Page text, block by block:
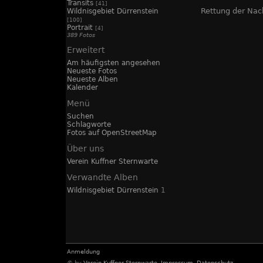
Transits [41]
Wildnisgebiet Dürrenstein
[100]
Portrait [4]
389 Fotos
Erweitert
Am häufigsten angesehen
Neueste Fotos
Neueste Alben
Kalender
Menü
Suchen
Schlagworte
Fotos auf OpenStreetMap
Über uns
Verein Kuffner Sternwarte
Verwandte Alben
Wildnisgebiet Dürrenstein 1
Rettung der
Anmeldung